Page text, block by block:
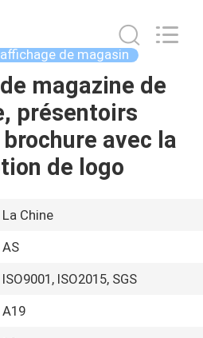
de magasin
magazine de
présentoirs
avec la
de logo
La Chine
AS
ISO9001, ISO2015, SGS
A19